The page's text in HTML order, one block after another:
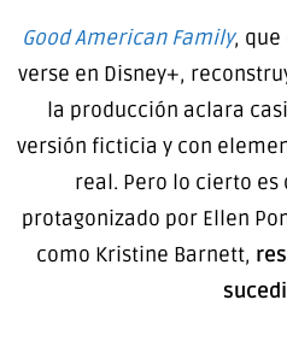
Good American Family, que
verse en Disney+,
la producción aclara
versión ficticia y con
real. Pero lo cierto
protagonizado por Ellen
como Kristine Barnett,